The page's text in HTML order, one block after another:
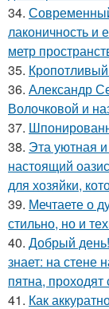
34.
лаконичность и
метр
35.
36. Александр
Волочковой и
37.
38. Эта уютная
настоящий
для хозяйки,
39. Мечтаете о
стильно, но и
40. Добрый
знает: на стене
пятна, проходят
41. Как